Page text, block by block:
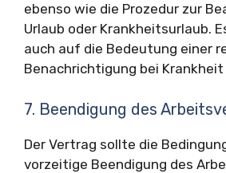
ebenso wie die Prozedur zur
Urlaub oder Krankheitsurlaub.
auch auf die Bedeutung einer
Benachrichtigung bei
7. Beendigung des
Der Vertrag sollte die
vorzeitige Beendigung des